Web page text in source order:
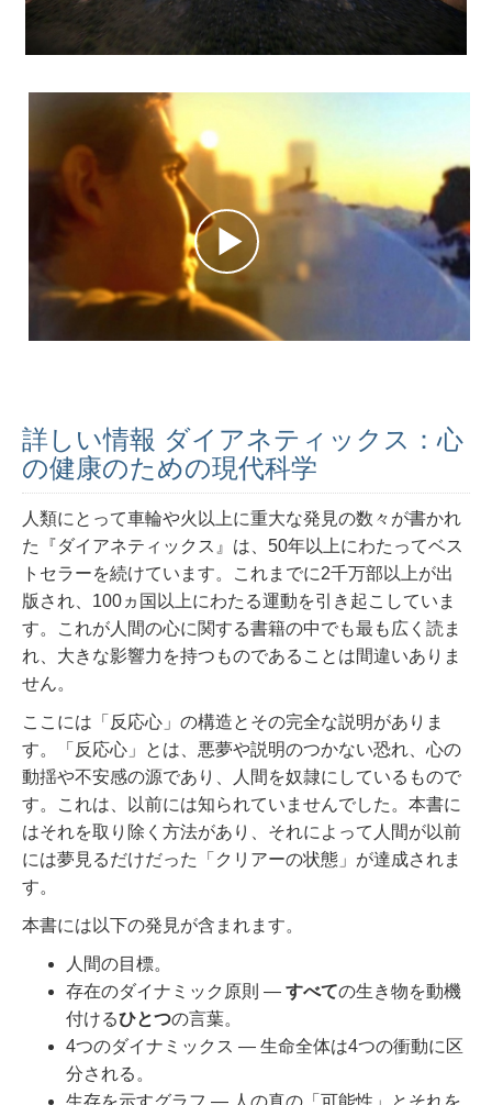
詳しい情報 ダイアネティックス：心
の健康のための現代科学
人類にとって車輪や火以上に重大な発見の数々が書かれ
た『ダイアネティックス』は、50年以上にわたってベス
トセラーを続けています。これまでに2千万部以上が出
版され、100ヵ国以上にわたる運動を引き起こしていま
す。これが人間の心に関する書籍の中でも最も広く読ま
れ、大きな影響力を持つものであることは間違いありま
せん。
ここには「反応心」の構造とその完全な説明がありま
す。「反応心」とは、悪夢や説明のつかない恐れ、心の
動揺や不安感の源であり、人間を奴隷にしているもので
す。これは、以前には知られていませんでした。本書に
はそれを取り除く方法があり、それによって人間が以前
には夢見るだけだった「クリアーの状態」が達成されま
す。
本書には以下の発見が含まれます。
人間の目標。
存在のダイナミック原則 ― すべての生き物を動機
付けるひとつの言葉。
4つのダイナミックス ― 生命全体は4つの衝動に区
分される。
生存を示すグラフ ― 人の真の「可能性」とそれを